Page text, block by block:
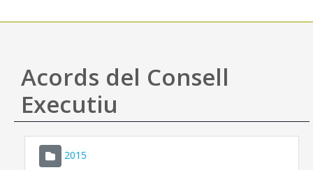
Utilitats
Ajuda
Acords del Consell
Executiu
2015